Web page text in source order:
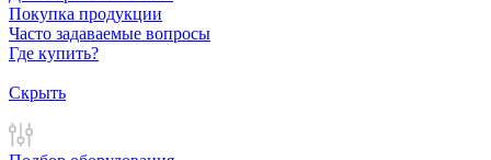
Покупка продукции
Часто задаваемые вопросы
Где купить?
Скрыть